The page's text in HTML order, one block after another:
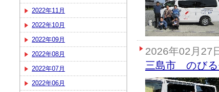
2022年11月
2022年10月
2022年09月
2022年08月
2022年07月
2022年06月
2026年02月27
三島市 のびる